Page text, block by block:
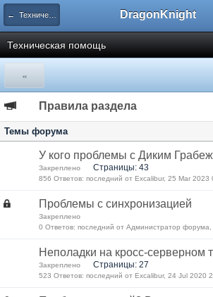
← Технический раздел DragonKnight
Техническая помощь
«
Правила раздела
Темы форума
У кого проблемы с Диким
Закреплено Страницы: 43
856 Ответов: последний от Excalibur, 25 Mar 2023
Проблемы с синхронизацией
Закреплено
0 Ответов: последний от Администратор
Неполадки на кросс-серверном
Закреплено Страницы: 27
523 Ответов: последний от Excalibur, 24 Jul 2020